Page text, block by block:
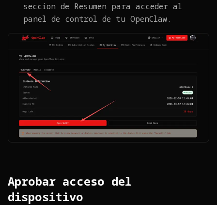
seccion de Resumen para acceder al
panel de control de tu OpenClaw.
Aprobar acceso del
dispositivo